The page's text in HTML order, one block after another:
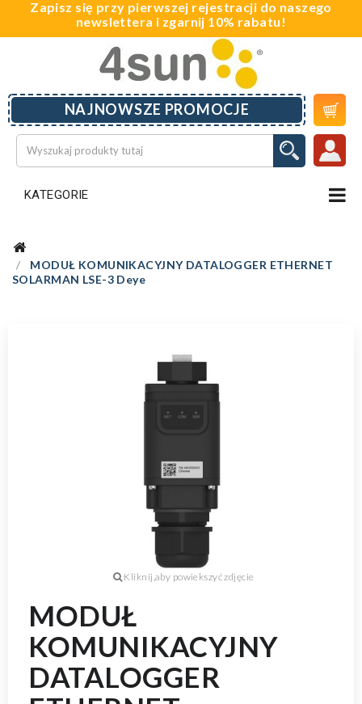
Zapisz się przy pierwszej rejestracji do naszego
newslettera i zgarnij 10% rabatu!
KATEGORIE
NAJNOWSZE PROMOCJE 
MODUŁ KOMUNIKACYJNY DATALOGGER ETHERNET
SOLARMAN LSE-3 Deye
MODUŁ
KOMUNIKACYJNY
DATALOGGER